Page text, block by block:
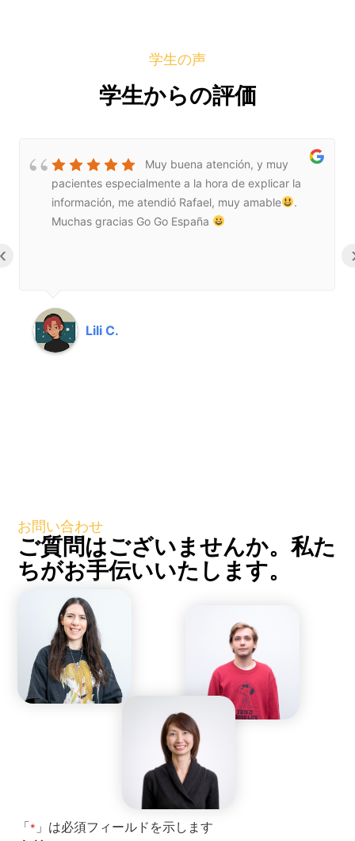
学生の声
学生からの評価
Muy buena atención, y muy
pacientes especialmente a la hora de explicar la
información, me atendió Rafael, muy amable
.
Muchas gracias Go Go España
Lili C.
‹
お問い合わせ
ご質問はございませんか。私た
ちがお手伝いいたします。
「* 」は必須フィールドを示します